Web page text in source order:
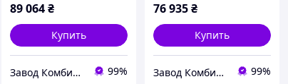
ОРИГИНАЛ
89 064₴
Купить
Завод Комбикормов - Премиксов - БМВД 99%
76 935₴
Купить
Завод Комбикормов - Премиксов - БМВД 99%